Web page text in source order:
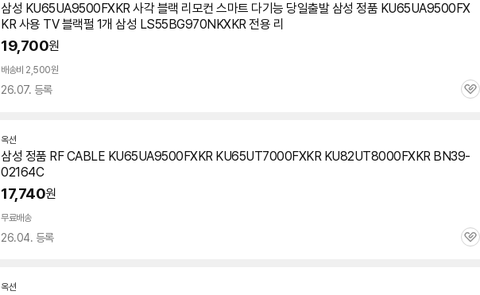
삼성 KU65UA9500FXKR 사각 블랙 리모컨 스마트 다기능 당일출발 삼성 정품 KU65UA9500FX
KR 사용 TV 블랙펄 1개 삼성 LS55BG970NKXKR 전용 리
19,700원
배송비 2,500원
26.07. 등록
관
옥션
삼성 정품 RF CABLE KU65UA9500FXKR KU65UT7000FXKR KU82UT8000FXKR BN39-
02164C
17,740원
무료배송
26.04. 등록
관
옥션